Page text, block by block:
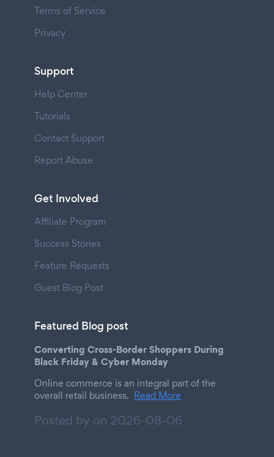
Terms of Service
Privacy
Support
Help Center
Tutorials
Contact Support
Report Abuse
Get Involved
Affiliate Program
Success Stories
Feature Requests
Guest Blog Post
Featured Blog post
Converting Cross-Border Shoppers During
Black Friday & Cyber Monday
Online commerce is an integral part of the
overall retail business. Read More
Posted by on 2026-08-06